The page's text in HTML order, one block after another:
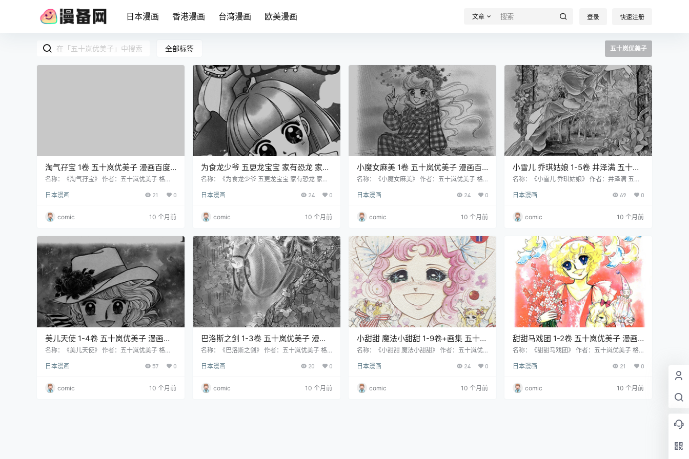
日本漫画 香港漫画 台湾漫画 欧美漫画 文章 登录 快速注册
全部标签 五十岚优美子
淘气孖宝 1卷 五十岚优美子 漫画百度
网盘下载
名称：《淘气孖宝》 作者：五十岚优美子 格
朝） 状态：已完结 分辨率：单页675X852像素
剧故事。早熟、好奇心强、过于积极的淘气开宝
和晚熟、极怕陌生人、消极的梦芽是一对美丽的
一般的见太郎，他们一起在校园里展开了一系列
充满春情的故事。 主要角色 淘气开宝：双胞胎
中…
日本漫画 21 0
comic 10 个月前
为食龙少爷 五更龙宝宝 家有恐龙 家有
贱龙 1-3卷 芝风美子 五十岚优美子 漫
名称：《为食龙少爷 五更龙宝宝 家有恐龙 家有
F 大小：74.2 MB 语言：中文（玉皇朝） 状态：
介 宠物店的老板鹿谷叶三为讨女儿初叶开心，花
重金购入一只奇怪又神秘的蛋并亲自孕孵化。不
把她当作了妈妈。顽皮捣蛋的五更常常把高谷商
店街搞得不得安宁，而初叶驯服它的…
日本漫画 24 0
comic 10 个月前
小魔女麻美 1卷 五十岚优美子 漫画百
度网盘下载
名称：《小魔女麻美》 作者：五十岚优美子 格
状态：已完结 分辨率：单页838X860像素左右
十岁生日这天，故事拉开帷幕。按照传说，魔女
的女儿满十岁就会使用魔法，麻美对此满心期
而，同班同学小蓟知晓了她是魔女的身份，这让
麻美有些担心和紧张，不知道小蓟会如何对待
这…
日本漫画 24 0
comic 10 个月前
小雪儿 乔琪姑娘 1-5卷 井泽满 五十岚
优美子 漫画百度网盘下载
名称：《小雪儿 乔琪姑娘》 作者：井泽满 五十
（玉皇朝） 状态：已完结 分辨率：单页706X86
贝尔、阿瑟在澳大利亚的悉尼牧场过着幸福生
活。然而一次偶然，她发现自己是婴儿时被流放
亲留下的唯一遗物。这个秘密打破了她平静的生
活，小雪儿决定凭借手镯去寻找亲生父亲，…
日本漫画 69 0
comic 10 个月前
美儿天使 1-4卷 五十岚优美子 漫画百
度网盘下载
名称：《美儿天使》 作者：五十岚优美子 格
状态：已完结 分辨率：单页602X845像素左右
主人公梅米失去了父亲，与母亲和姐妹们居住在
俄勒冈州。她有个青梅竹马的恋人强尼，然而强
日本漫画 57 0
comic 10 个月前
巴洛斯之剑 1-3卷 五十岚优美子 漫画
百度网盘下载
名称：《巴洛斯之剑》 作者：五十岚优美子 格
状态：已完结 分辨率：单页719X951像素左右
国皇宫与贫民区距离很近，贵族与百姓之间的差
距并不显著。巴洛斯国王的弟弟，也就是公主的
日本漫画 20 0
comic 10 个月前
小甜甜 魔法小甜甜 1-9卷+画集 五十岚
优美子 漫画百度网盘下载
名称：《小甜甜 魔法小甜甜》 作者：五十岚优
（玉皇朝） 状态：已完结 分辨率：跨页3681X2
晚，两个女婴安妮和甜甜被发现于宝妮之家外的
山坡上。两人渐渐长大，结下深厚友谊。后来安
日本漫画 24 0
comic 10 个月前
甜甜马戏团 1-2卷 五十岚优美子 漫画
百度网盘下载
名称：《甜甜马戏团》 作者：五十岚优美子 格
状态：已完结 分辨率：跨页1500X1149像素左
梦想成为空中飞人。然而一场大火，令她失去了
妈妈，身为团长的爸爸也不知道去向，之后她被
日本漫画 21 0
comic 10 个月前